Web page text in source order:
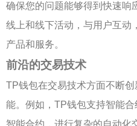
确保您的问题能够得到快速响
线上和线下活动，与用户互动
产品和服务。
前沿的交易技术
TP钱包在交易技术方面不断
能。例如，TP钱包支持智能
智能合约，进行复杂的自动化